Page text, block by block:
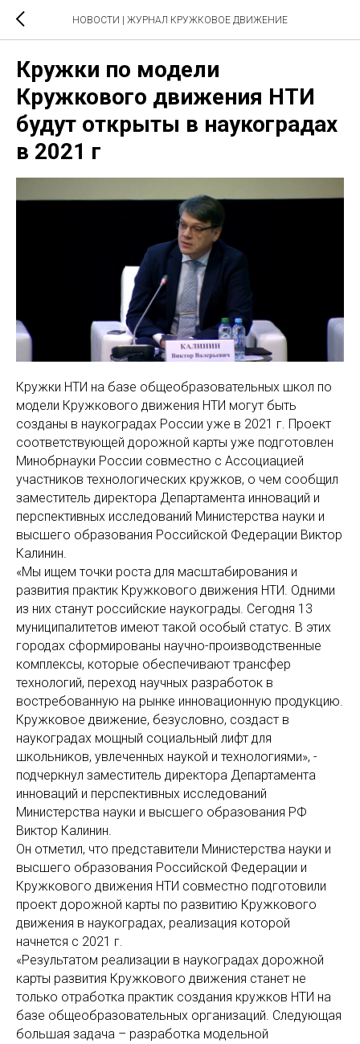
НОВОСТИ | ЖУРНАЛ КРУЖКОВОЕ ДВИЖЕНИЕ
Кружки по модели
Кружкового движения НТИ
будут открыты в наукоградах
в 2021 г
Кружки НТИ на базе общеобразовательных школ по
модели Кружкового движения НТИ могут быть
созданы в наукоградах России уже в 2021 г. Проект
соответствующей дорожной карты уже подготовлен
Минобрнауки России совместно с Ассоциацией
участников технологических кружков, о чем сообщил
заместитель директора Департамента инноваций и
перспективных исследований Министерства науки и
высшего образования Российской Федерации Виктор
Калинин.
«Мы ищем точки роста для масштабирования и
развития практик Кружкового движения НТИ. Одними
из них станут российские наукограды. Сегодня 13
муниципалитетов имеют такой особый статус. В этих
городах сформированы научно-производственные
комплексы, которые обеспечивают трансфер
технологий, переход научных разработок в
востребованную на рынке инновационную продукцию.
Кружковое движение, безусловно, создаст в
наукоградах мощный социальный лифт для
школьников, увлеченных наукой и технологиями», -
подчеркнул заместитель директора Департамента
инноваций и перспективных исследований
Министерства науки и высшего образования РФ
Виктор Калинин.
Он отметил, что представители Министерства науки и
высшего образования Российской Федерации и
Кружкового движения НТИ совместно подготовили
проект дорожной карты по развитию Кружкового
движения в наукоградах, реализация которой
начнется с 2021 г.
«Результатом реализации в наукоградах дорожной
карты развития Кружкового движения станет не
только отработка практик создания кружков НТИ на
базе общеобразовательных организаций. Следующая
большая задача – разработка модельной